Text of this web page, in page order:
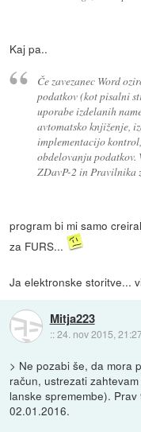
Kaj pa..
Če zavezanec Word
podatkov (kot pisalni
uporabe izdelanih
avtomatsko knjiženje,
implementacijo
obdelovanju podatkov.
ZDavP-2 in Pravilnika
program bi mi samo
za FURS...
Ja elektronske storitve...
Mitja223
::24. nov 2015,
> Ne pozabi še, da mora
račun, ustrezati
lanske spremembe).
02.01.2016.